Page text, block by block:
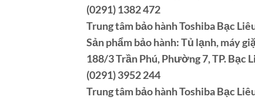
(0291) 1382 472
Trung tâm bảo hành Toshiba Bạc
Sản phẩm bảo hành: Tủ lạnh, máy
188/3 Trần Phú, Phường 7, TP. Bạc
(0291) 3952 244
Trung tâm bảo hành Toshiba Bạc